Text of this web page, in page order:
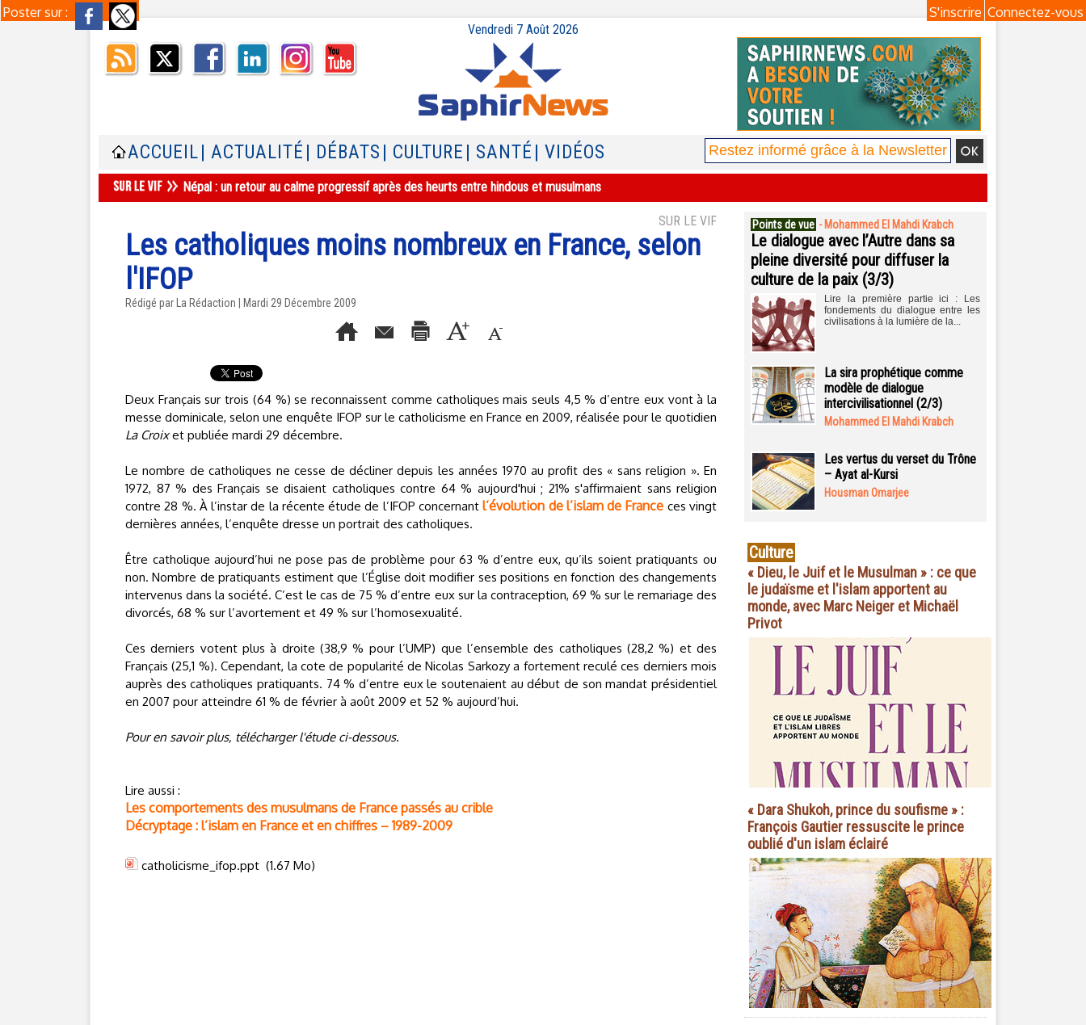
Poster sur : Connectez-vous
S'inscrire
Vendredi 7 Août 2026
ACCUEIL | ACTUALITÉ | DÉBATS | CULTURE | SANTÉ | VIDÉOS
Népal : un retour au calme progressif après des heurts entre hindous et musulmans
SUR LE VIF
Les catholiques moins nombreux en France, selon
l'IFOP
Rédigé par La Rédaction | Mardi 29 Décembre 2009
Deux Français sur trois (64 %) se reconnaissent comme catholiques mais seuls 4,5 % d’entre eux vont à la
messe dominicale, selon une enquête IFOP sur le catholicisme en France en 2009, réalisée pour le quotidien
La Croixet publiée mardi 29 décembre.
Le nombre de catholiques ne cesse de décliner depuis les années 1970 au profit des « sans religion ». En
1972, 87 % des Français se disaient catholiques contre 64 % aujourd'hui ; 21% s'affirmaient sans religion
contre 28 %. À l’instar de la récente étude de l’IFOP concernantl’évolution de l’islam de France ces vingt
dernières années, l’enquête dresse un portrait des catholiques.
Être catholique aujourd’hui ne pose pas de problème pour 63 % d’entre eux, qu’ils soient pratiquants ou
non. Nombre de pratiquants estiment que l’Église doit modifier ses positions en fonction des changements
intervenus dans la société. C’est le cas de 75 % d’entre eux sur la contraception, 69 % sur le remariage des
divorcés, 68 % sur l’avortement et 49 % sur l’homosexualité.
Ces derniers votent plus à droite (38,9 % pour l’UMP) que l’ensemble des catholiques (28,2 %) et des
Français (25,1 %). Cependant, la cote de popularité de Nicolas Sarkozy a fortement reculé ces derniers mois
auprès des catholiques pratiquants. 74 % d’entre eux le soutenaient au début de son mandat présidentiel
en 2007 pour atteindre 61 % de février à août 2009 et 52 % aujourd’hui.
Pour en savoir plus, télécharger l'étude ci-dessous.
Lire aussi :
Les comportements des musulmans de France passés au crible
Décryptage : l’islam en France et en chiffres – 1989-2009
catholicisme_ifop.ppt (1.67 Mo)
Points de vue - Mohammed El Mahdi Krabch
Le dialogue avec l’Autre dans sa
pleine diversité pour diffuser la
culture de la paix (3/3)
Lire la première partie ici : Les
fondements du dialogue entre les
civilisations à la lumière de la...
La sira prophétique comme
modèle de dialogue
intercivilisationnel (2/3)
Mohammed El Mahdi Krabch
Les vertus du verset du Trône
– Ayat al-Kursi
Housman Omarjee
Culture
« Dieu, le Juif et le Musulman » : ce que
le judaïsme et l'islam apportent au
monde, avec Marc Neiger et Michaël
Privot
« Dara Shukoh, prince du soufisme » :
François Gautier ressuscite le prince
oublié d'un islam éclairé